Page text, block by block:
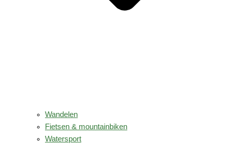
Wandelen
Fietsen & mountainbiken
Watersport